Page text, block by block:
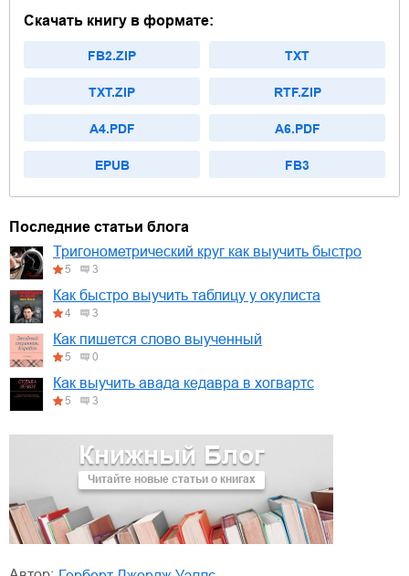
Скачать книгу в формате:
FB2.ZIP TXT
TXT.ZIP RTF.ZIP
A4.PDF A6.PDF
EPUB FB3
Книжный Блог
Читайте новые статьи о книгах
Последние статьи блога
Тригонометрический круг как выучить быстро
5 3
Как быстро выучить таблицу у окулиста
4 3
Как пишется слово выученный
5 0
Как выучить авада кедавра в хогвартс
5 3